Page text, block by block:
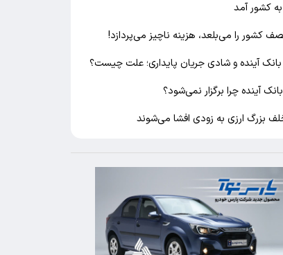
کشور آمد
کشور را می‌بلعد، هزینه ناچیز می‌پردازد!
بانک آینده و شادی جریان پایداری؛ علت چیست؟
آینده چرا برگزار نمی‌شود؟
بزرگ ارزی به زودی افشا می‌شوند